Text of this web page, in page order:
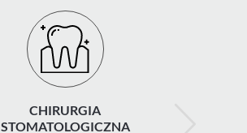
CHIRURGIA
STOMATOLOGICZNA